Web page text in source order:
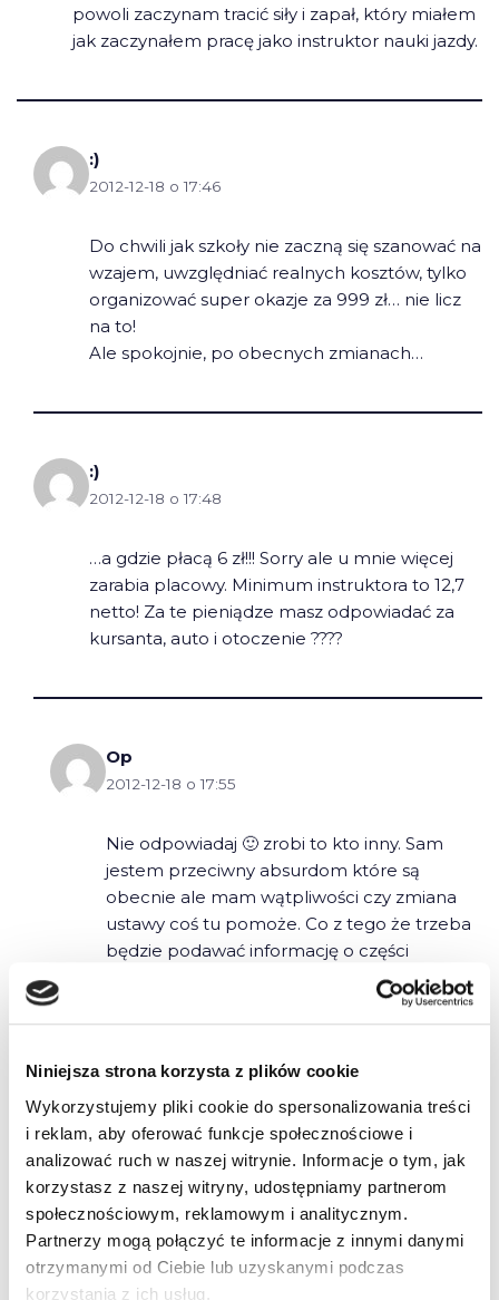
Niniejsza strona korzysta z plików cookie
Wykorzystujemy pliki cookie do spersonalizowania treści
i reklam, aby oferować funkcje społecznościowe i
analizować ruch w naszej witrynie. Informacje o tym, jak
korzystasz z naszej witryny, udostępniamy partnerom
społecznościowym, reklamowym i analitycznym.
Partnerzy mogą połączyć te informacje z innymi danymi
otrzymanymi od Ciebie lub uzyskanymi podczas
korzystania z ich usług.
powoli zaczynam tracić siły i zapał, który miałem
jak zaczynałem pracę jako instruktor nauki jazdy.
:)
2012-12-18 o 17:46
Do chwili jak szkoły nie zaczną się szanować na
wzajem, uwzględniać realnych kosztów, tylko
organizować super okazje za 999 zł… nie licz
na to!
Ale spokojnie, po obecnych zmianach…
:)
2012-12-18 o 17:48
…a gdzie płacą 6 zł!!! Sorry ale u mnie więcej
zarabia placowy. Minimum instruktora to 12,7
netto! Za te pieniądze masz odpowiadać za
kursanta, auto i otoczenie ????
Op
2012-12-18 o 17:55
Nie odpowiadaj 🙂 zrobi to kto inny. Sam
jestem przeciwny absurdom które są
obecnie ale mam wątpliwości czy zmiana
ustawy coś tu pomoże. Co z tego że trzeba
będzie podawać informację o części
teoretycznej jeśli już w praktycznej tylko
pierwszą godzinę i egzamin wewnętrzny do
wiadomości starostwa… Dodatkowo każda
niestety doprowadzi że na czas kontroli
wszystko będzie się zgadzać. Problem jest w
samym środowisku i jakich by sposobów nie
wymyślali dopóki się nie naprawi środowisko
nie można liczyć na polepszenie sytuacji.